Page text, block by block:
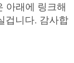
아래에 링크해
겁니다. 감사합